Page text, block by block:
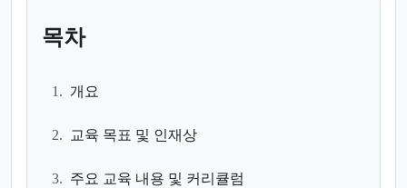
목차
1. 개요
2. 교육 목표 및 인재상
3. 주요 교육 내용 및 커리큘럼